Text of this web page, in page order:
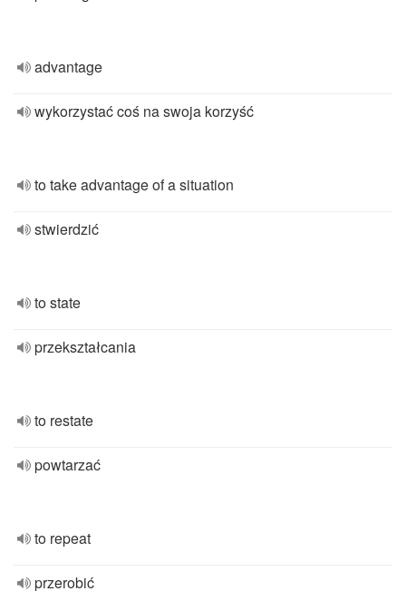
advantage
wykorzystać coś na swoja korzyść
to take advantage of a situation
stwierdzić
to state
przekształcania
to restate
powtarzać
to repeat
przerobić